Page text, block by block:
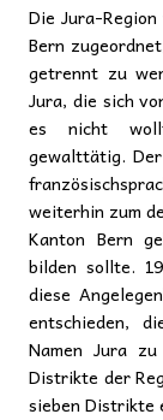
Die Jura-
Bern
getrennt zu
Jura, die sich
es nicht
gewalttätig.
weiterhin zum
Kanton Bern
bilden sollte.
diese
entschieden,
Namen Jura
Distrikte der
sieben Distrikte